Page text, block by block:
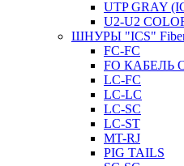
UTP GRAY
U2-U2
ШНУРЫ "ICS"
FC-FC
FO
LC-FC
LC-LC
LC-SC
LС-ST
MT-RJ
PIG TAILS